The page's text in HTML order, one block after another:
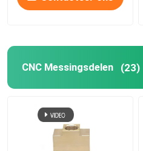
CNC Messingsdelen (23)